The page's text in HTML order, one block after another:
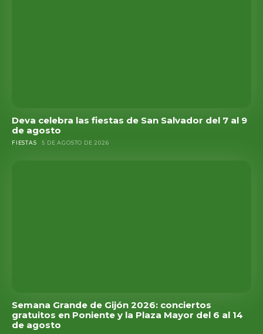
Deva celebra las fiestas de San Salvador del 7 al 9
de agosto
FIESTAS 5 DE AGOSTO DE 2026
Semana Grande de Gijón 2026: conciertos
gratuitos en Poniente y la Plaza Mayor del 6 al 14
de agosto